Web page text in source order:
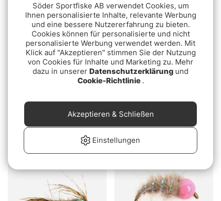
Ausverkauft
kopparribbad - brun # 10
Ausverkauft
Black Martinez Trout #
Söder Sportfiske AB verwendet Cookies, um
Ihnen personalisierte Inhalte, relevante Werbung
und eine bessere Nutzererfahrung zu bieten.
Cookies können für personalisierte und nicht
personalisierte Werbung verwendet werden. Mit
Klick auf "Akzeptieren" stimmen Sie der Nutzung
von Cookies für Inhalte und Marketing zu. Mehr
dazu in unserer Datenschutzerklärung und
Cookie-Richtlinie .
Einstellungen
Akzeptieren & Schließen